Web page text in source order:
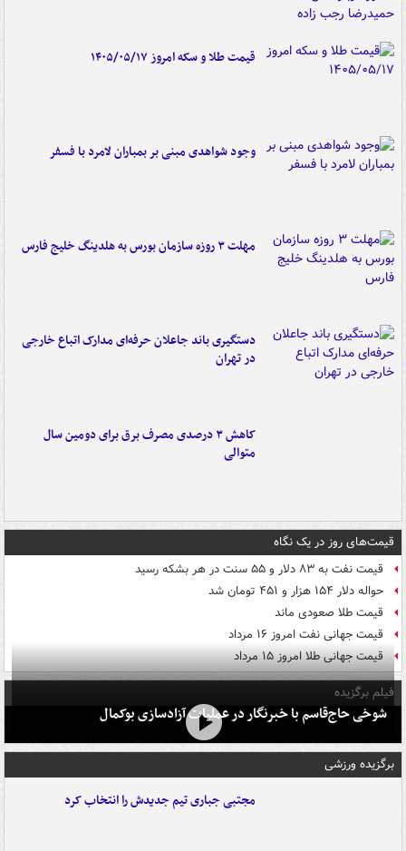
قیمت طلا و سکه امروز ۱۴۰۵/۰۵/۱۷
وجود شواهدی مبنی بر بمباران لامرد با فسفر
مهلت ۳ روزه سازمان بورس به هلدینگ خلیج فارس
دستگیری باند جاعلان حرفه‌ای مدارک اتباع خارجی
در تهران
کاهش ۳ درصدی مصرف برق برای دومین سال
متوالی
قیمت‌های روز در یک نگاه
قیمت نفت به ۸۳ دلار و ۵۵ سنت در هر بشکه رسید
حواله دلار ۱۵۴ هزار و ۴۵۱ تومان شد
قیمت طلا صعودی ماند
قیمت جهانی نفت امروز ۱۶ مرداد
قیمت جهانی طلا امروز ۱۵ مرداد
فیلم برگزیده
شوخی حاج‌قاسم با خبرنگار در عملیات آزادسازی بوکمال
برگزیده ورزشی
مجتبی جباری تیم جدیدش را انتخاب کرد